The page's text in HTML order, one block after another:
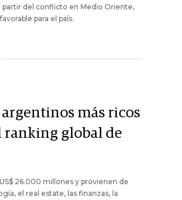
del conflicto en Medio Oriente,
para el país.
más ricos
ranking global de
26.000 millones y provienen de
el real estate, las finanzas, la